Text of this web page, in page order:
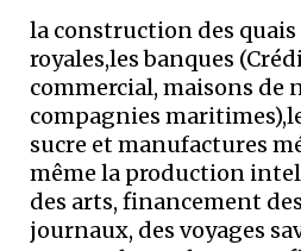
la construction des quais
royales,les banques
commercial, maisons de
compagnies
sucre et manufactures
même la production
des arts, financement
journaux, des voyages